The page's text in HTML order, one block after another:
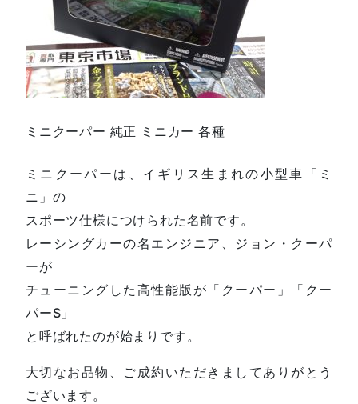
ミニクーパー 純正 ミニカー 各種
ミニクーパーは、イギリス生まれの小型車「ミ
ニ」の
スポーツ仕様につけられた名前です。
レーシングカーの名エンジニア、ジョン・クーパ
ーが
チューニングした高性能版が「クーパー」「クー
パーS」
と呼ばれたのが始まりです。
大切なお品物、ご成約いただきましてありがとう
ございます。